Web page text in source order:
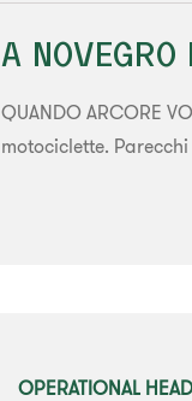
A
QUANDO ARCORE
motociclette.
OPERATIONAL